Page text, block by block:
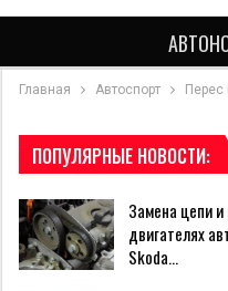
Главная Автоспорт Перес
ПОПУЛЯРНЫЕ НОВОСТИ:
Замена цепи
двигателях
Skoda…